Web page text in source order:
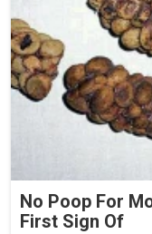
No Poop For
First Sign Of